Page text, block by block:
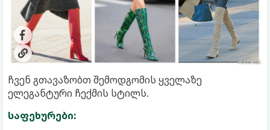
ჩვენ გთავაზობთ შემოდგომის ყველაზე
ელეგანტური ჩექმის სტილს.
საფეხურები: